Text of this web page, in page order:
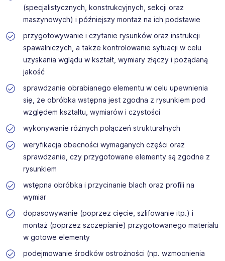
(specjalistycznych, konstrukcyjnych, sekcji oraz
maszynowych) i późniejszy montaż na ich podstawie
przygotowywanie i czytanie rysunków oraz instrukcji
spawalniczych, a także kontrolowanie sytuacji w celu
uzyskania wglądu w kształt, wymiary złączy i pożądaną
jakość
sprawdzanie obrabianego elementu w celu upewnienia
się, że obróbka wstępna jest zgodna z rysunkiem pod
względem kształtu, wymiarów i czystości
wykonywanie różnych połączeń strukturalnych
weryfikacja obecności wymaganych części oraz
sprawdzanie, czy przygotowane elementy są zgodne z
rysunkiem
wstępna obróbka i przycinanie blach oraz profili na
wymiar
dopasowywanie (poprzez cięcie, szlifowanie itp.) i
montaż (poprzez szczepianie) przygotowanego materiału
w gotowe elementy
podejmowanie środków ostrożności (np. wzmocnienia